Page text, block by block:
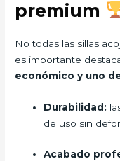
premium
No todas las sillas
es importante
económico y uno
Durabilidad:
de uso sin
Acabado